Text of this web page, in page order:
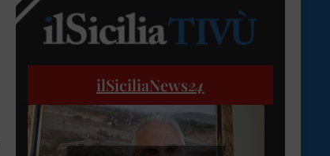
ilSiciliaNews24